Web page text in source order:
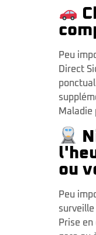
Peu
Direct
Maladie
ou
Peu
Prise